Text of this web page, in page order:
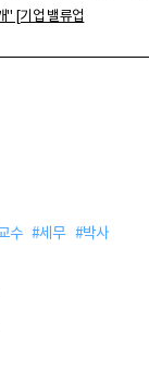
" [기업 밸류업
수 #세무 #박사